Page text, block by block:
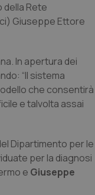
della Rete
Giuseppe Ettore
In apertura dei
“Il sistema
che consentirà
e talvolta assai
Dipartimento per le
per la diagnosi
e Giuseppe